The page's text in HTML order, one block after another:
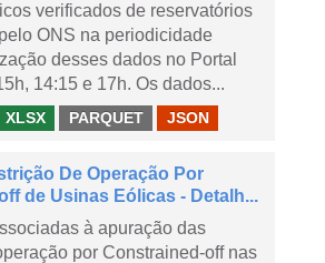
verificados de reservatórios
ONS na periodicidade
desses dados no Portal
14:15 e 17h. Os dados...
XLSX PARQUET JSON
De Operação Por
de Usinas Eólicas - Detalh...
à apuração das
por Constrained-off nas